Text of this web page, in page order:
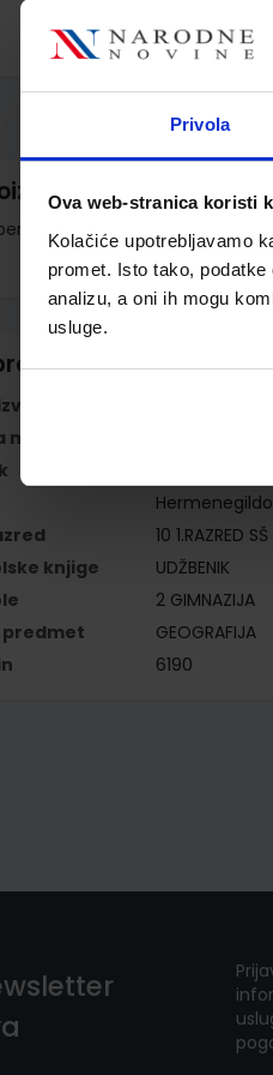
Privola
Ova web-stranica koristi
Kolačiće upotrebljavamo
promet. Isto tako,
analizu, a oni ih mogu
usluge.
geografije s dodatnim
10 1.RAZRED SŠ
knjige
UDŽBENIK
2 GIMNAZIJA
predmet
GEOGRAFIJA
6190